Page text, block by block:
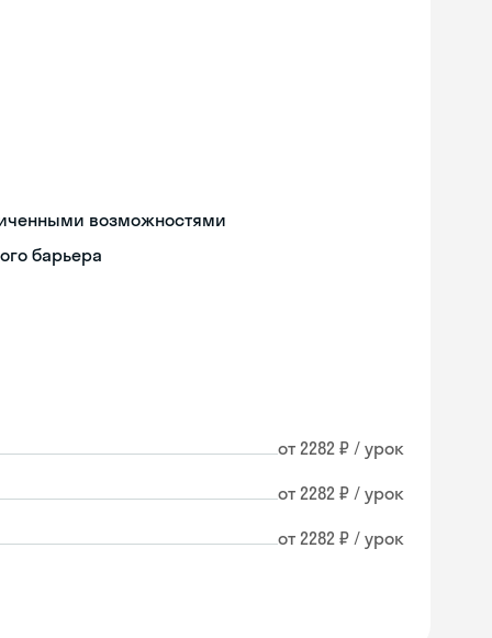
возможностями
барьера
от 2282 ₽ / урок
от 2282 ₽ / урок
от 2282 ₽ / урок